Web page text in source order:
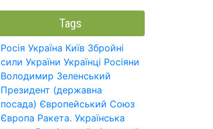
Tags
Росія Україна Київ Збройні
сили України Українці Росіяни
Володимир Зеленський
Президент (державна
посада) Європейський Союз
Європа Ракета. Українська